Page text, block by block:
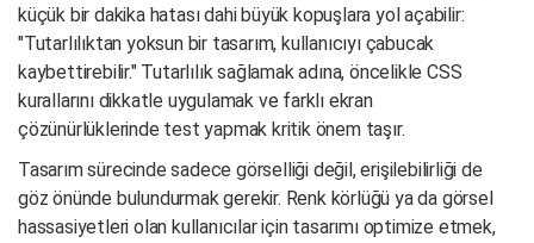
küçük bir dakika hatası dahi büyük kopuşlara yol açabilir:
"Tutarlılıktan yoksun bir tasarım, kullanıcıyı çabucak
kaybettirebilir." Tutarlılık sağlamak adına, öncelikle CSS
kurallarını dikkatle uygulamak ve farklı ekran
çözünürlüklerinde test yapmak kritik önem taşır.
Tasarım sürecinde sadece görselliği değil, erişilebilirliği de
göz önünde bulundurmak gerekir. Renk körlüğü ya da görsel
hassasiyetleri olan kullanıcılar için tasarımı optimize etmek,